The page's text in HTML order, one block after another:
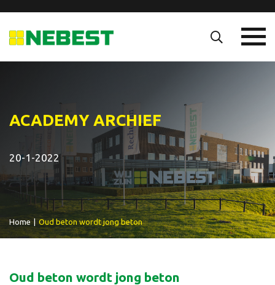
ACADEMY ARCHIEF
20-1-2022
Home Oud beton wordt jong beton
Oud beton wordt jong beton